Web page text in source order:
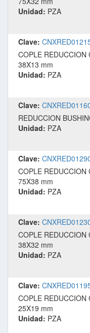
Unidad: PZA
Clave:
COPLE REDUCCION
38X13 mm
Unidad: PZA
Clave:
REDUCCION
Unidad: PZA
Clave:
COPLE REDUCCION
75X38 mm
Unidad: PZA
Clave:
COPLE REDUCCION
38X32 mm
Unidad: PZA
Clave:
COPLE REDUCCION
25X19 mm
Unidad: PZA